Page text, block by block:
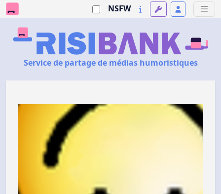
NSFW
Service de partage de médias humoristiques